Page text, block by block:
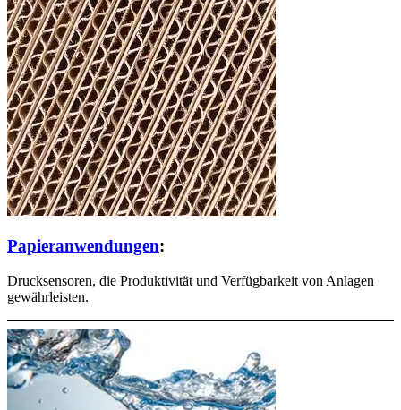
Papieranwendungen:
Drucksensoren, die Produktivität und Verfügbarkeit von Anlagen
gewährleisten.